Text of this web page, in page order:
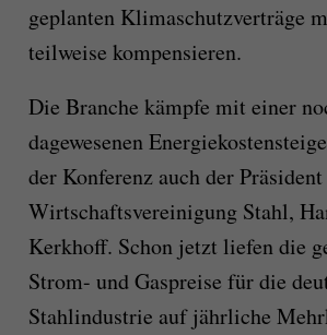
geplanten Klimaschutzverträge
teilweise kompensieren.
Die Branche kämpfe mit einer
dagewesenen
der Konferenz auch der
Wirtschaftsvereinigung Stahl,
Kerkhoff. Schon jetzt liefen die
Strom- und Gaspreise für die
Stahlindustrie auf jährliche